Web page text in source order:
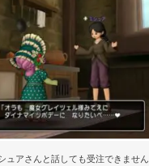
ュアさんと話しても受注できません